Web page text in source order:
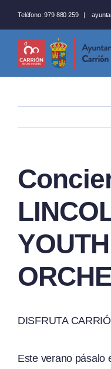
al
contenido
Teléfono: 979 880 259 |
DISFRUTA
Este verano pásalo